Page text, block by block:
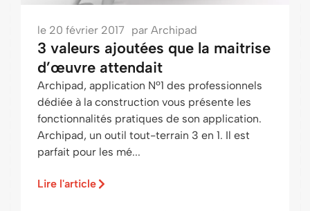
le 20 février 2017 par Archipad
3 valeurs ajoutées que la maitrise
d’œuvre attendait
Archipad, application Nº1 des professionnels
dédiée à la construction vous présente les
fonctionnalités pratiques de son application.
Archipad, un outil tout-terrain 3 en 1. Il est
parfait pour les mé...
Lire l'article